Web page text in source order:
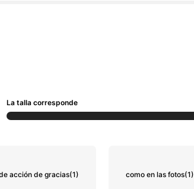
La talla corresponde
acción de gracias(1) como en las fotos(1)